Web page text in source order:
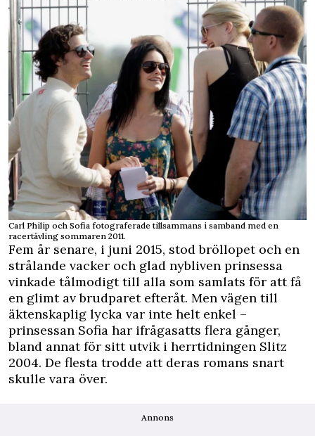
Carl Philip och Sofia fotograferade tillsammans i samband med en
racertävling sommaren 2011.
Fem år senare, i juni 2015, stod bröllopet och en
strålande vacker och glad nybliven prinsessa
vinkade tålmodigt till alla som samlats för att få
en glimt av brudparet efteråt. Men vägen till
äktenskaplig lycka var inte helt enkel –
prinsessan Sofia har ifrågasatts flera gånger,
bland annat för sitt utvik i herrtidningen Slitz
2004. De flesta trodde att deras romans snart
skulle vara över.
Annons